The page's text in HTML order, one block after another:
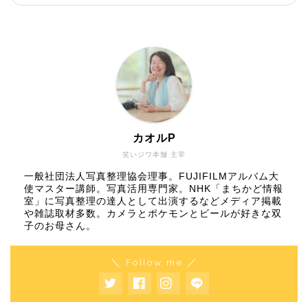
笑いジワ本舗 主宰
カオルP
一般社団法人写真整理協会理事。FUJIFILMアルバム大
使マスター講師。写真活用専門家。NHK「まちかど情報
室」に写真整理の達人として出演するなどメディア掲載
や雑誌取材多数。カメラとポケモンとビールが好きな双
子のお母さん。
＼ Follow me ／